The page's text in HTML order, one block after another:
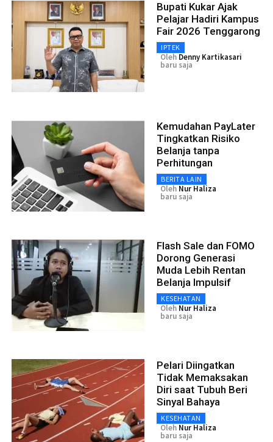
Bupati Kukar Ajak
Pelajar Hadiri Kampus
Fair 2026 Tenggarong
IPTEK
Oleh Denny Kartikasari
baru saja
Kemudahan PayLater
Tingkatkan Risiko
Belanja tanpa
Perhitungan
BERITA LAIN
Oleh Nur Haliza
baru saja
Flash Sale dan FOMO
Dorong Generasi
Muda Lebih Rentan
Belanja Impulsif
KESEHATAN
Oleh Nur Haliza
baru saja
Pelari Diingatkan
Tidak Memaksakan
Diri saat Tubuh Beri
Sinyal Bahaya
KESEHATAN
Oleh Nur Haliza
baru saja